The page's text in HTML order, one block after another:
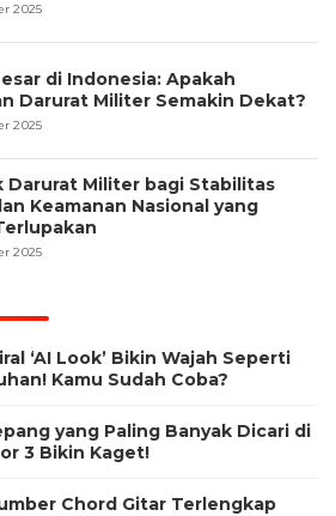
2025
di Indonesia: Apakah
Darurat Militer Semakin Dekat?
2025
Darurat Militer bagi Stabilitas
Keamanan Nasional yang
2025
‘AI Look’ Bikin Wajah Seperti
Kamu Sudah Coba?
yang Paling Banyak Dicari di
3 Bikin Kaget!
Chord Gitar Terlengkap